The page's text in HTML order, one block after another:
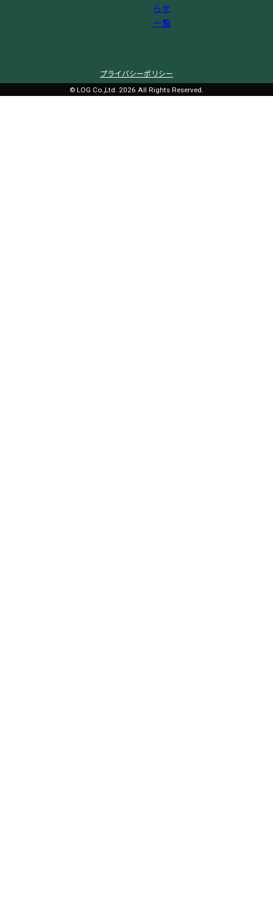
らせ
一覧
プライバシーポリシー
© LOG Co.,Ltd. 2026 All Rights Reserved.